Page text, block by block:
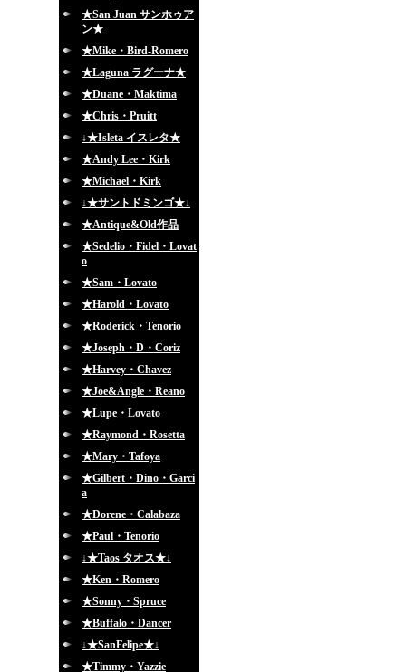
★San Juan サンホゥア
ン★
★Mike・Bird-Romero
★Laguna ラグーナ★
★Duane・Maktima
★Chris・Pruitt
↓★Isleta イスレタ★
★Andy Lee・Kirk
★Michael・Kirk
↓★サントドミンゴ★↓
★Antique&Old作品
★Sedelio・Fidel・Lovat
o
★Sam・Lovato
★Harold・Lovato
★Roderick・Tenorio
★Joseph・D・Coriz
★Harvey・Chavez
★Joe&Angle・Reano
★Lupe・Lovato
★Raymond・Rosetta
★Mary・Tafoya
★Gilbert・Dino・Garci
a
★Dorene・Calabaza
★Paul・Tenorio
↓★Taos タオス★↓
★Ken・Romero
★Sonny・Spruce
★Buffalo・Dancer
↓★SanFelipe★↓
★Timmy・Yazzie